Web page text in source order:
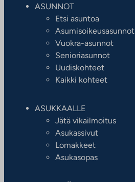
ASUNNOT
Etsi asuntoa
Asumisoikeusasunnot
Vuokra-asunnot
Senioriasunnot
Uudiskohteet
Kaikki kohteet
ASUKKAALLE
Jätä vikailmoitus
Asukassivut
Lomakkeet
Asukasopas